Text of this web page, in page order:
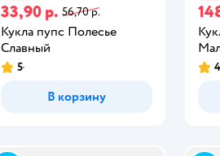
33,90 р. 56,70 р.
Кукла пупс Полесье
Славный
5
В корзину